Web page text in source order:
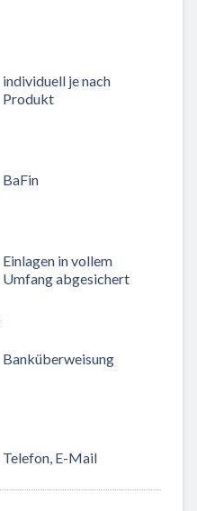
individuell je nach
Produkt
BaFin
Einlagen in vollem
Umfang abgesichert
Banküberweisung
Telefon, E-Mail